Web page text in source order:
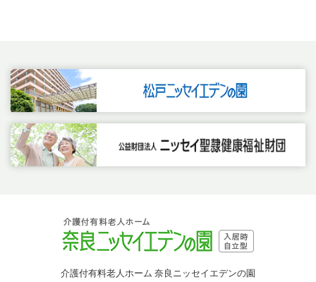
介護付有料老人ホーム 奈良ニッセイエデンの園